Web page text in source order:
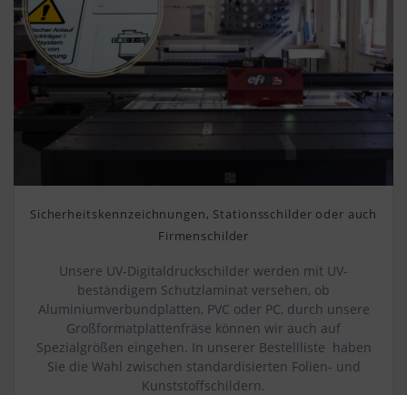
Sicherheitskennzeichnungen, Stationsschilder oder auch
Firmenschilder
Unsere UV-Digitaldruckschilder werden mit UV-
beständigem Schutzlaminat versehen, ob
Aluminiumverbundplatten, PVC oder PC, durch unsere
Großformatplattenfräse können wir auch auf
Spezialgrößen eingehen. In unserer Bestellliste haben
Sie die Wahl zwischen standardisierten Folien- und
Kunststoffschildern.